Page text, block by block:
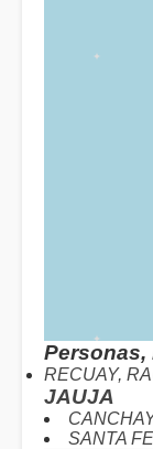
Personas,
RECUAY,
JAUJA
SANTA